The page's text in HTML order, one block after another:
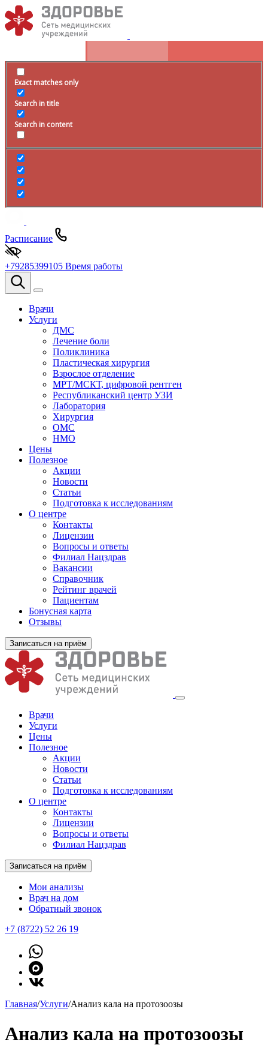
Exact matches only
Search in title
Search in content
Расписание
+79285399105 Время работы
Врачи
Услуги
ДМС
Лечение боли
Поликлиника
Пластическая хирургия
Взрослое отделение
МРТ/МСКТ, цифровой рентген
Республиканский центр УЗИ
Лаборатория
Хирургия
ОМС
НМО
Цены
Полезное
Акции
Новости
Статьи
Подготовка к исследованиям
О центре
Контакты
Лицензии
Вопросы и ответы
Филиал Нацздрав
Вакансии
Справочник
Рейтинг врачей
Пациентам
Бонусная карта
Отзывы
Записаться на приём
Врачи
Услуги
Цены
Полезное
Акции
Новости
Статьи
Подготовка к исследованиям
О центре
Контакты
Лицензии
Вопросы и ответы
Филиал Нацздрав
Записаться на приём
Мои анализы
Врач на дом
Обратный звонок
+7 (8722) 52 26 19
Главная/Услуги/Анализ кала на протозоозы
Анализ кала на протозоозы